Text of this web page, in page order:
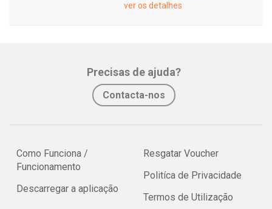
ver os detalhes
Precisas de ajuda?
Contacta-nos
Como Funciona /
Funcionamento
Descarregar a aplicação
Resgatar Voucher
Politíca de Privacidade
Termos de Utilização